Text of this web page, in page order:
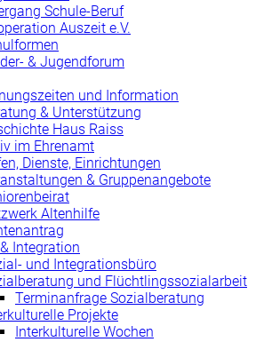
Schule-Beruf
Auszeit e.V.
& Jugendforum
und Information
& Unterstützung
Haus Raiss
im Ehrenamt
Dienste, Einrichtungen
& Gruppenangebote
Altenhilfe
Integration
und Integrationsbüro
und Flüchtlingssozialarbeit
Terminanfrage Sozialberatung
Projekte
Interkulturelle Wochen